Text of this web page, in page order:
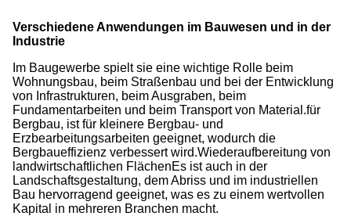
Verschiedene Anwendungen im Bauwesen und in der
Industrie
Im Baugewerbe spielt sie eine wichtige Rolle beim
Wohnungsbau, beim Straßenbau und bei der Entwicklung
von Infrastrukturen, beim Ausgraben, beim
Fundamentarbeiten und beim Transport von Material.für
Bergbau, ist für kleinere Bergbau- und
Erzbearbeitungsarbeiten geeignet, wodurch die
Bergbaueffizienz verbessert wird.Wiederaufbereitung von
landwirtschaftlichen FlächenEs ist auch in der
Landschaftsgestaltung, dem Abriss und im industriellen
Bau hervorragend geeignet, was es zu einem wertvollen
Kapital in mehreren Branchen macht.